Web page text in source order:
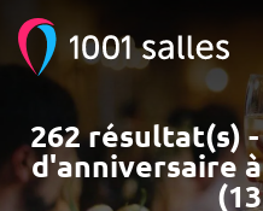
262 résultat(s)
d'anniversaire